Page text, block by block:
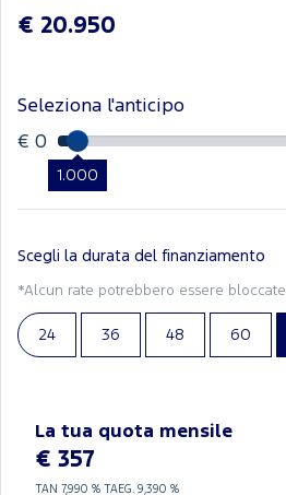
€ 20.950
Seleziona l'anticipo
€ 0
1.000
Scegli la durata del finanziamento
*Alcun rate potrebbero essere bloccate
24 36 48 60
La tua quota mensile
€ 357
TAN 7,990 % TAEG. 9,390 %